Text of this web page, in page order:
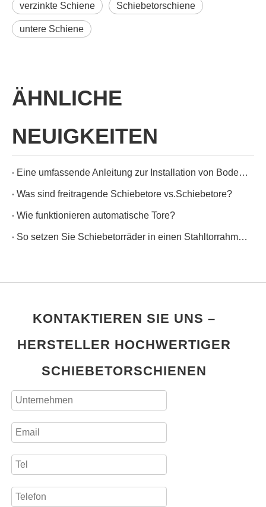
verzinkte Schiene Schiebetorschiene
untere Schiene
ÄHNLICHE
NEUIGKEITEN
Eine umfassende Anleitung zur Installation von Bodenschienen für leichtgängige Schiebetüren und Tore
Was sind freitragende Schiebetore vs.Schiebetore?
Wie funktionieren automatische Tore?
So setzen Sie Schiebetorräder in einen Stahltorrahmen ein
KONTAKTIEREN SIE UNS –
HERSTELLER HOCHWERTIGER
SCHIEBETORSCHIENEN